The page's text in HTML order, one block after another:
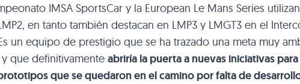
IMSA SportsCar y la European Le Mans Series
en tanto también destacan en LMP3 y LMGT3 en el
un equipo de prestigio que se ha trazado una meta muy
que definitivamente abriría la puerta a nuevas iniciativas
que se quedaron en el camino por falta de